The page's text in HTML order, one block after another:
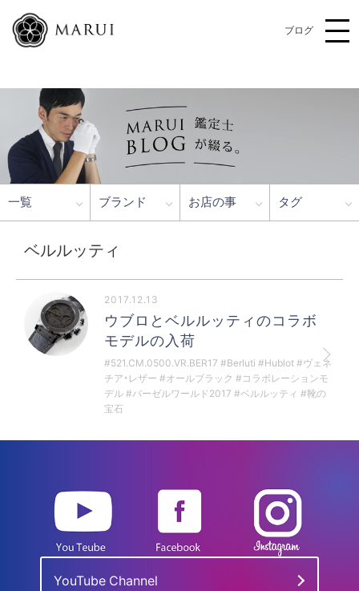
ブログ
一覧 ブランド お店の事 タグ
ベルルッティ
2017.12.13
ウブロとベルルッティのコラボ
モデルの入荷
#521.CM.0500.VR.BER17 #Berluti #Hublot #ヴェネ
チア・レザー #オールブラック #コラボレーションモ
デル #バーゼルワールド2017 #ベルルッティ #靴の
宝石
YouTube Channel